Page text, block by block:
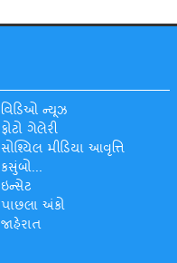
વિડિઓ ન્યૂઝ
ફોટો ગેલેરી
સોશ્યિલ મીડિયા આવૃત્તિ
કસુંબો...
ઇન્સેટ
પાછલા અંકો
જાહેરાત